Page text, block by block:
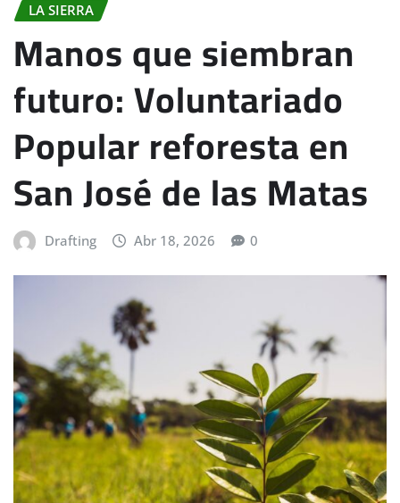
LA SIERRA
Manos que siembran
futuro: Voluntariado
Popular reforesta en
San José de las Matas
Drafting Abr 18, 2026 0